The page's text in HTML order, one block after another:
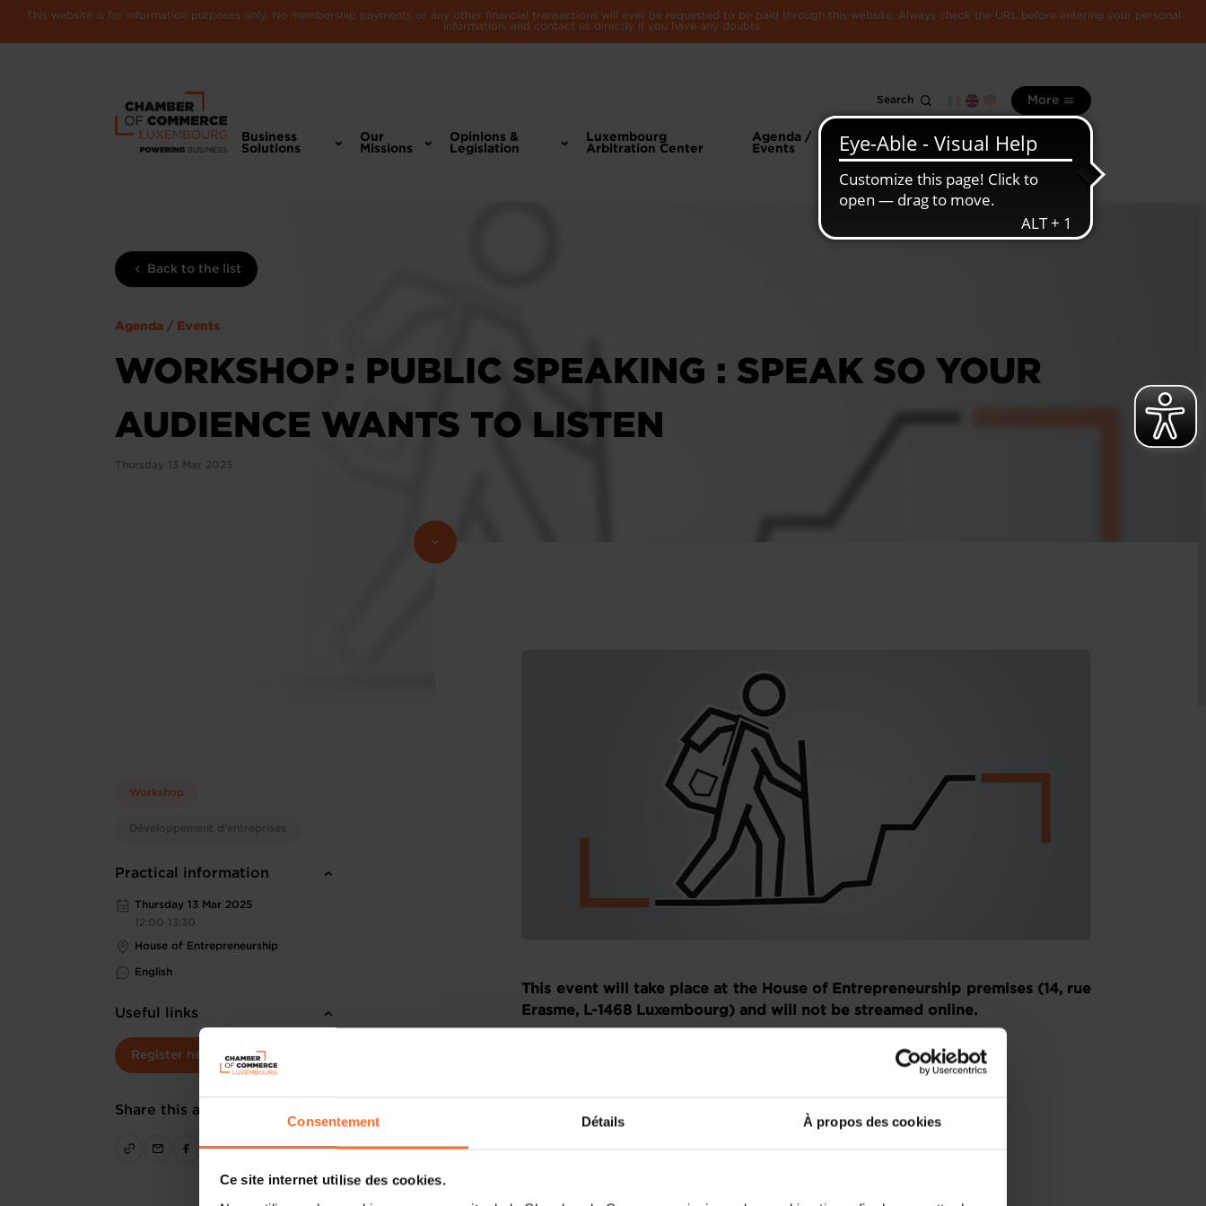
Consentement Détails À propos des cookies
Ce site internet utilise des cookies.
This website is for information purposes only. No membership payments or any other financial transactions will ever be requested to be paid through this website. Always check the URL before entering your personal
information, and contact us directly if you have any doubts.
Search More
Business
Solutions
Our
Missions
Opinions &
Legislation
Luxembourg
Arbitration Center
Agenda /
Events
information
Luxembourg
economy
Back to the list
Agenda / Events
WORKSHOP : PUBLIC SPEAKING : SPEAK SO YOUR
AUDIENCE WANTS TO LISTEN
Thursday 13 Mar 2025
Workshop
Développement d'entreprises
Practical information
Thursday 13 Mar 2025
12:00 13:30
House of Entrepreneurship
English
Useful links
Register here
Share this article
This event will take place at the House of Entrepreneurship premises (14, rue
Erasme, L-1468 Luxembourg) and will not be streamed online.
12:00 PM: Start of the workshop